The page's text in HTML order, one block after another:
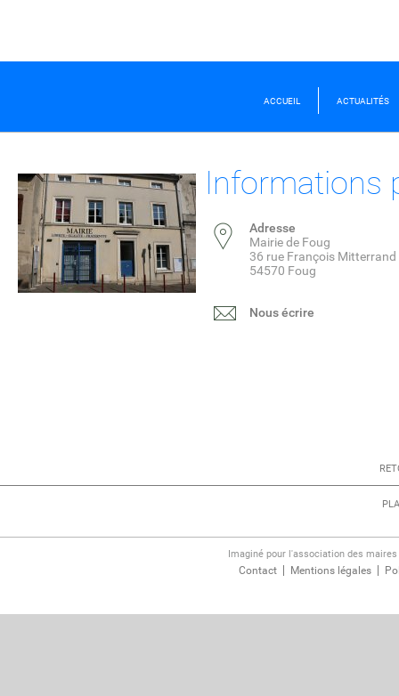
ACCUEIL ACTUALITÉS
Informations
Adresse
Mairie de Foug
36 rue François Mitterrand
54570 Foug
Nous écrire
Imaginé pour l'association des
Contact Mentions légales